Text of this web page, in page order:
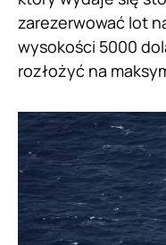
zarezerwować lot
wysokości 5000
rozłożyć na